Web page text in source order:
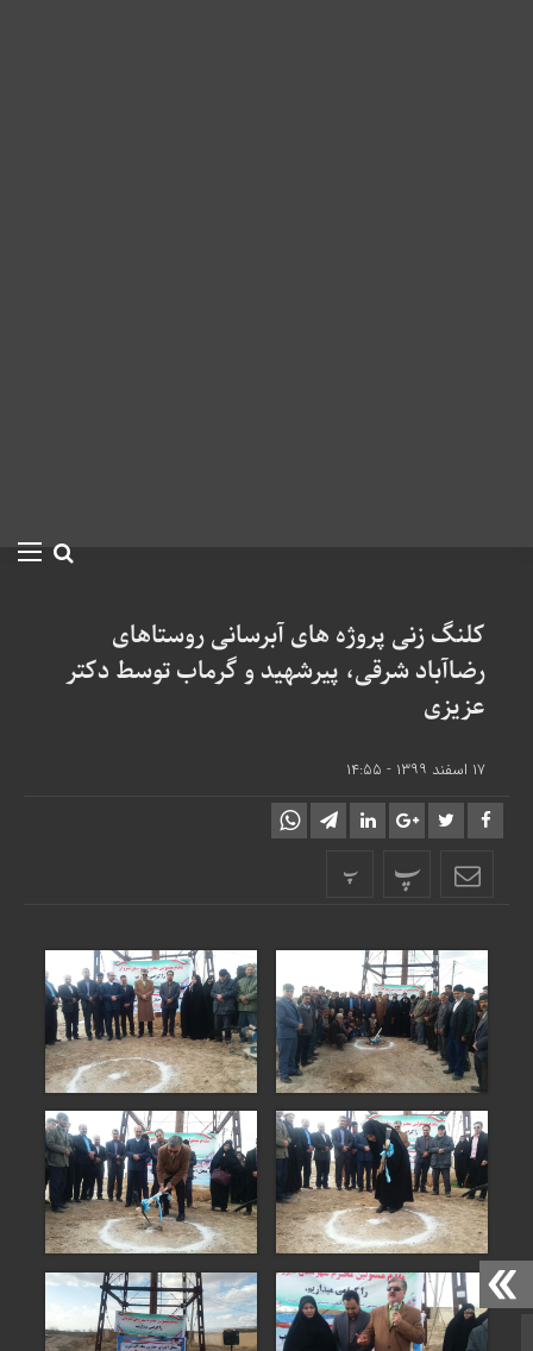
صفحه نخست
کلنگ زنی پروژه های آبرسانی روستاهای
رضاآباد شرقی، پیرشهید و گرماب توسط دکتر
عزیزی
۱۷ اسفند ۱۳۹۹ - ۱۴:۵۵
پ پ